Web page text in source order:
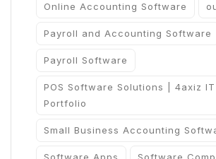
Online Accounting Software
Payroll and Accounting Software
Payroll Software
POS Software Solutions | 4axiz
Portfolio
Small Business Accounting